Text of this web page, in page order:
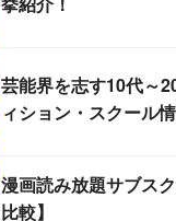
芸能界を志す10代～
ィション・スクール
漫画読み放題サブス
比較】